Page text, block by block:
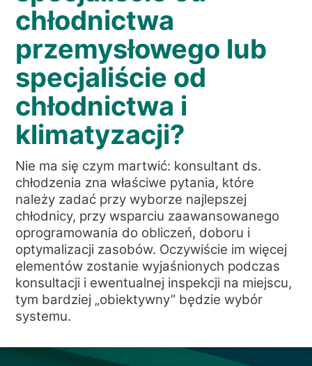
REFERENCJE
WIADOMOŚCI
KIM JESTEŚMY
ZRÓWNOWAŻONEGO
ARTYKUŁY TECHNICZNE
PL EN IT FR DE
KONTAKT
ZADZWOŃ DO NAS: +39 0382 67599
chłodnictwa
przemysłowego lub
specjaliście od
chłodnictwa i
klimatyzacji?
Nie ma się czym martwić: konsultant ds.
chłodzenia zna właściwe pytania, które
należy zadać przy wyborze najlepszej
chłodnicy, przy wsparciu zaawansowanego
oprogramowania do obliczeń, doboru i
optymalizacji zasobów. Oczywiście im więcej
elementów zostanie wyjaśnionych podczas
konsultacji i ewentualnej inspekcji na miejscu,
tym bardziej „obiektywny” będzie wybór
systemu.